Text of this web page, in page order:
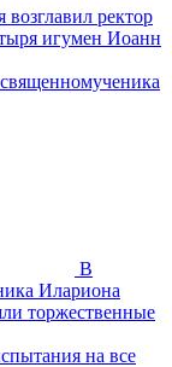
возглавил ректор
игумен Иоанн
В
Илариона
торжественные
на все